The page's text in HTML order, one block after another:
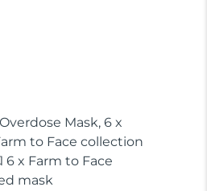
Mask, 6 x
to Face collection
x Farm to Face
mask